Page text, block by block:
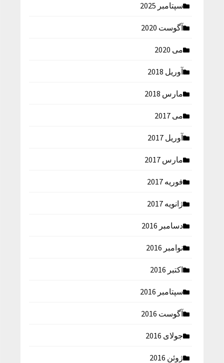
سپتامبر 2025
آگوست 2020
می 2020
آوریل 2018
مارس 2018
می 2017
آوریل 2017
مارس 2017
فوریه 2017
ژانویه 2017
دسامبر 2016
نوامبر 2016
اکتبر 2016
سپتامبر 2016
آگوست 2016
جولای 2016
ژوئن 2016